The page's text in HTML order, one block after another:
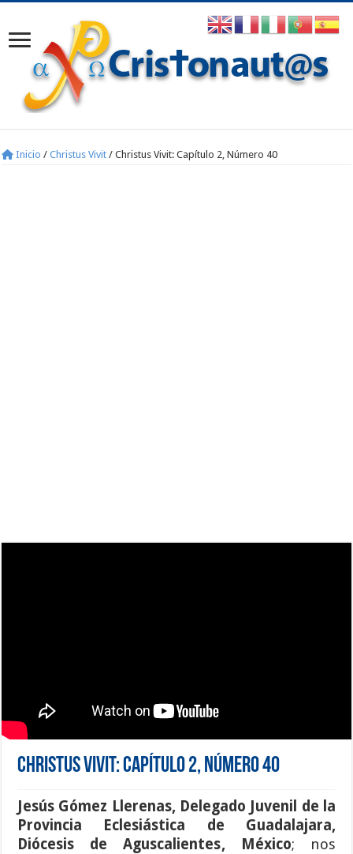
Inicio / Christus Vivit / Christus Vivit: Capítulo 2, Número 40
Christus Vivit: Capítulo 2, Número 40
Jesús Gómez Llerenas, Delegado Juvenil de la
Provincia Eclesiástica de Guadalajara,
Diócesis de Aguscalientes, México; nos